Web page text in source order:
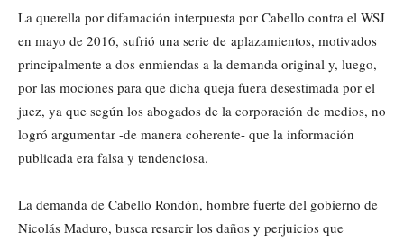
La querella por difamación interpuesta por Cabello contra el WSJ
en mayo de 2016, sufrió una serie de aplazamientos, motivados
principalmente a dos enmiendas a la demanda original y, luego,
por las mociones para que dicha queja fuera desestimada por el
juez, ya que según los abogados de la corporación de medios, no
logró argumentar -de manera coherente- que la información
publicada era falsa y tendenciosa.
La demanda de Cabello Rondón, hombre fuerte del gobierno de
Nicolás Maduro, busca resarcir los daños y perjuicios que